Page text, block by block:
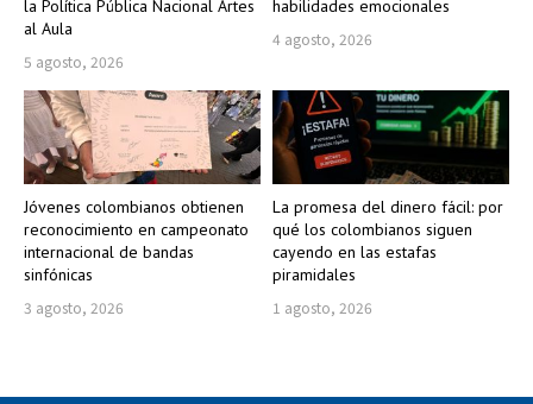
la Política Pública Nacional Artes
al Aula
5 agosto, 2026
habilidades emocionales
4 agosto, 2026
Jóvenes colombianos obtienen
reconocimiento en campeonato
internacional de bandas
sinfónicas
3 agosto, 2026
La promesa del dinero fácil: por
qué los colombianos siguen
cayendo en las estafas
piramidales
1 agosto, 2026